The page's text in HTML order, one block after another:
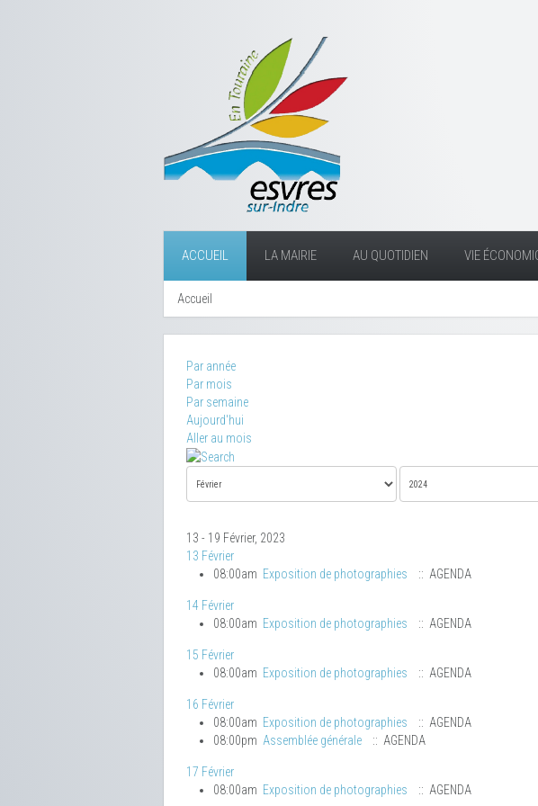
ACCUEIL LA MAIRIE AU QUOTIDIEN VIE
Accueil
Par année
Par mois
Par semaine
Aujourd'hui
Aller au mois
13 - 19 Février, 2023
13 Février
08:00am Exposition de photographies :: AGENDA
14 Février
08:00am Exposition de photographies :: AGENDA
15 Février
08:00am Exposition de photographies :: AGENDA
16 Février
08:00am Exposition de photographies
:: AGENDA
08:00pm Assemblée générale :: AGENDA
17 Février
08:00am Exposition de photographies :: AGENDA